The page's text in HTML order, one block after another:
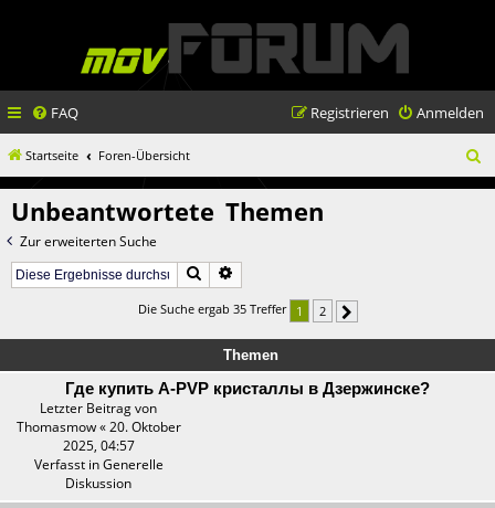
FAQ Anmelden
Registrieren
Startseite Foren-Übersicht
u
Unbeantwortete Themen
Zur erweiterten Suche
Suche
Die Suche ergab 35 Treffer 1 2
Themen
Где купить A-PVP кристаллы в Дзержинске?
Letzter Beitrag von
Thomasmow«20. Oktober
2025, 04:57
Verfasst inGenerelle
Diskussion